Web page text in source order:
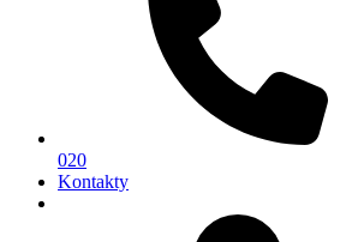
020
Kontakty